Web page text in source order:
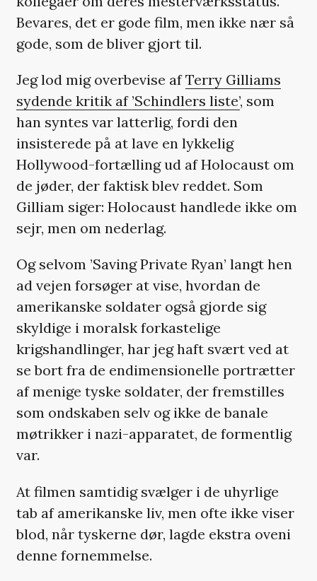
Bevares, det er gode film, men ikke nær så
gode, som de bliver gjort til.
Jeg lod mig overbevise afTerry Gilliams
sydende kritik af ’Schindlers liste’, som
han syntes var latterlig, fordi den
insisterede på at lave en lykkelig
Hollywood-fortælling ud af Holocaust om
de jøder, der faktisk blev reddet. Som
Gilliam siger: Holocaust handlede ikke om
sejr, men om nederlag.
Og selvom ’Saving Private Ryan’ langt hen
ad vejen forsøger at vise, hvordan de
amerikanske soldater også gjorde sig
skyldige i moralsk forkastelige
krigshandlinger, har jeg haft svært ved at
se bort fra de endimensionelle portrætter
af menige tyske soldater, der fremstilles
som ondskaben selv og ikke de banale
møtrikker i nazi-apparatet, de formentlig
var.
At filmen samtidig svælger i de uhyrlige
tab af amerikanske liv, men ofte ikke viser
blod, når tyskerne dør, lagde ekstra oveni
denne fornemmelse.